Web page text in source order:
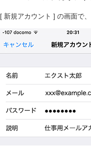
[ 新規アカウント ] の画面で